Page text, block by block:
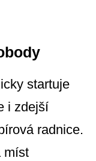
startuje
i zdejší
radnice.
míst